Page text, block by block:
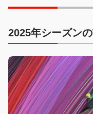
2025年シーズン